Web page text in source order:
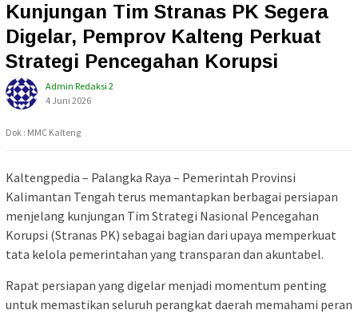
Kunjungan Tim Stranas PK Segera
Digelar, Pemprov Kalteng Perkuat
Strategi Pencegahan Korupsi
Admin Redaksi 2
4 Juni 2026
Dok : MMC Kalteng
Kaltengpedia – Palangka Raya – Pemerintah Provinsi
Kalimantan Tengah terus memantapkan berbagai persiapan
menjelang kunjungan Tim Strategi Nasional Pencegahan
Korupsi (Stranas PK) sebagai bagian dari upaya memperkuat
tata kelola pemerintahan yang transparan dan akuntabel.
Rapat persiapan yang digelar menjadi momentum penting
untuk memastikan seluruh perangkat daerah memahami peran